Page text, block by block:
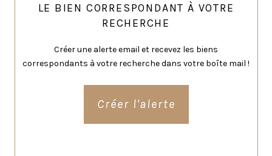
LE BIEN CORRESPONDANT À VOTRE
RECHERCHE
Créer une alerte email et recevez les biens
correspondants à votre recherche dans votre boîte mail !
Créer l'alerte